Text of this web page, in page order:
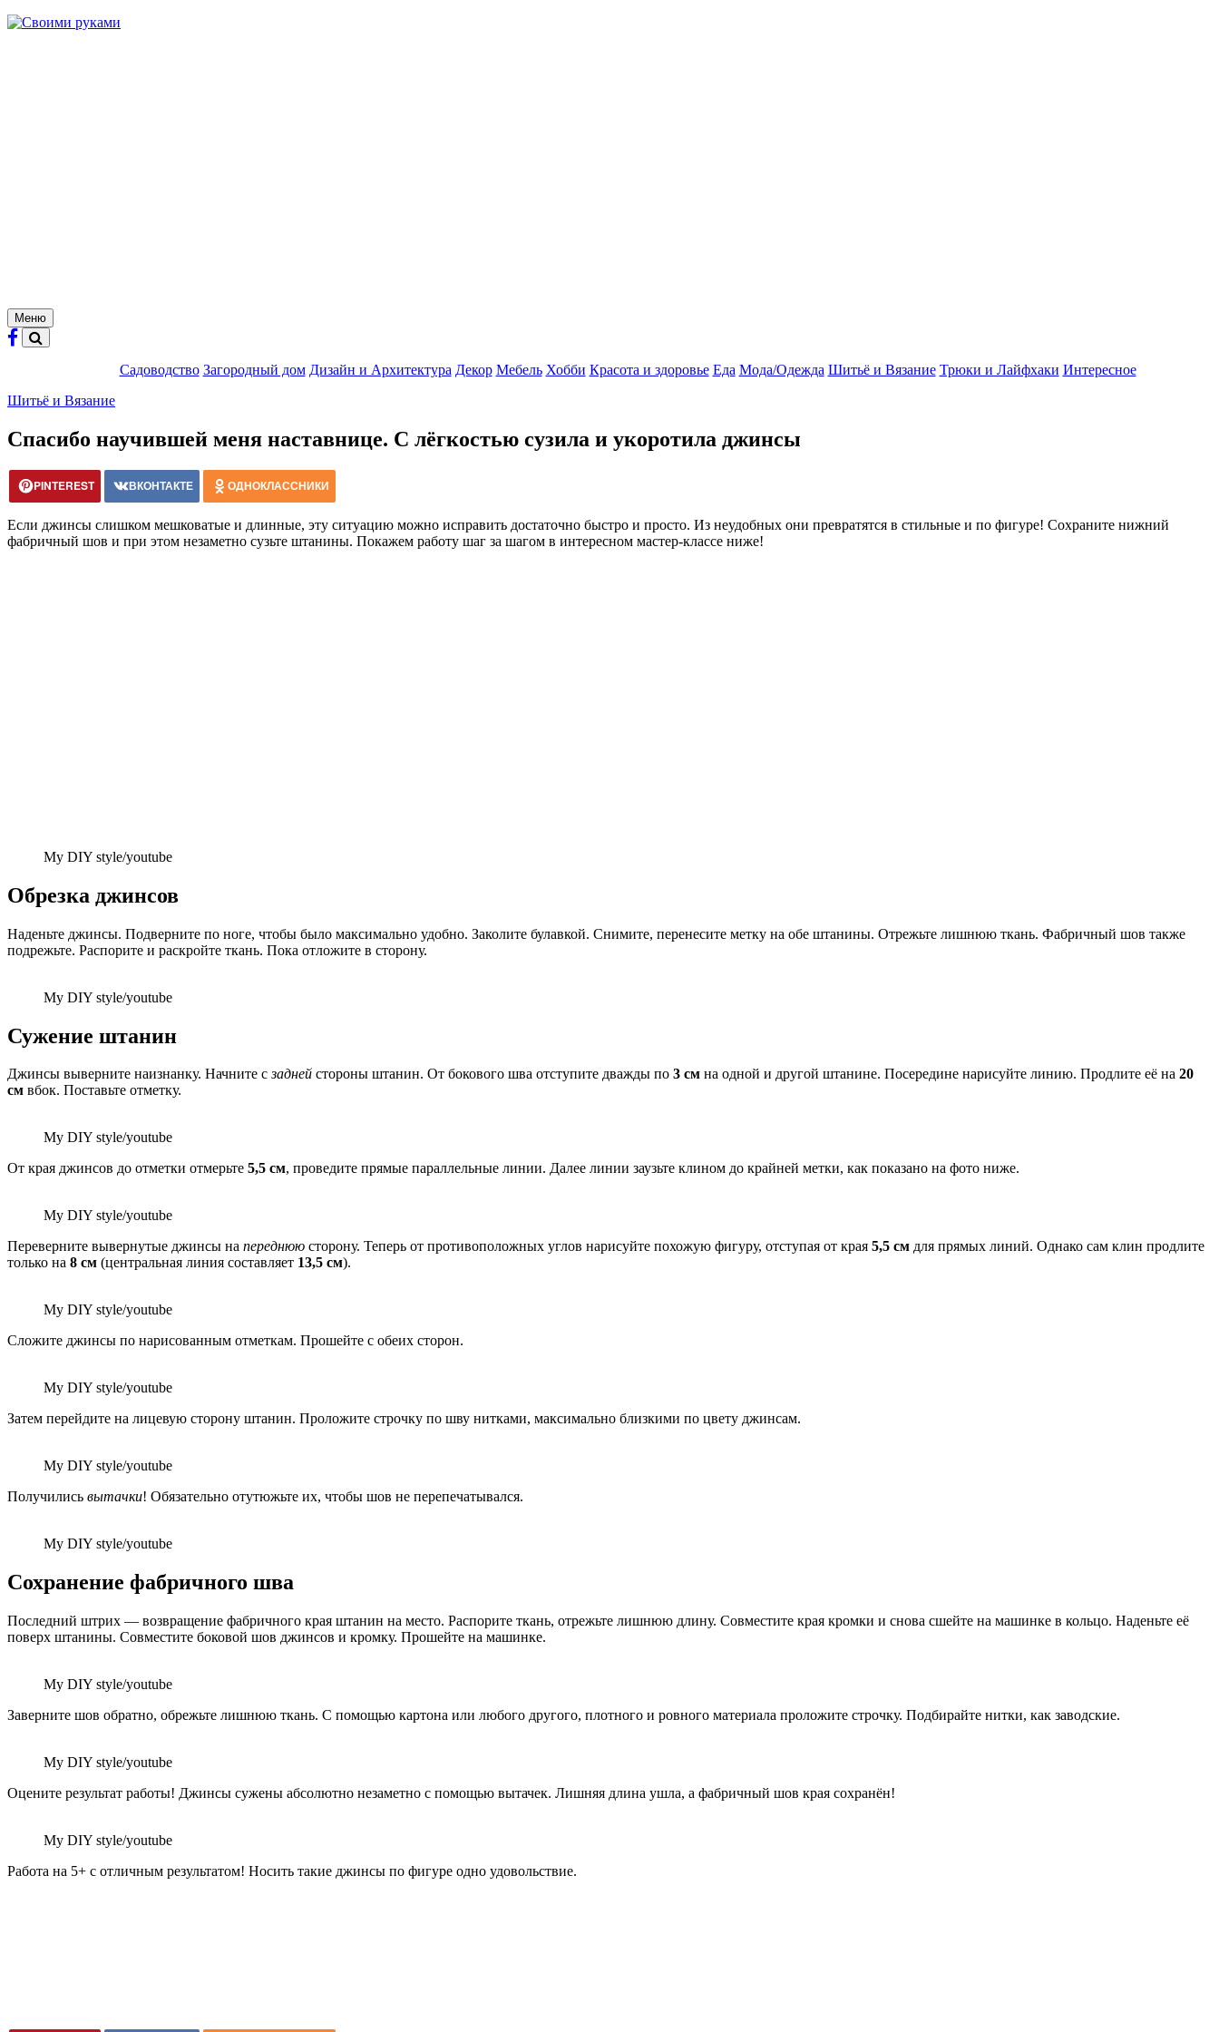
Skip
Меню
Садоводство Загородный дом Дизайн и Архитектура Декор Мебель Хобби Красота и здоровье Еда Мода/Одежда Шитьё и Вязание Трюки и Лайфхаки Интересное
Шитьё и Вязание
Спасибо научившей меня наставнице. С лёгкостью сузила и укоротила джинсы
PINTEREST ВКОНТАКТЕ ОДНОКЛАССНИКИ
Если джинсы слишком мешковатые и длинные, эту ситуацию можно исправить достаточно быстро и просто. Из неудобных они превратятся в стильные и по фигуре! Сохраните нижний
фабричный шов и при этом незаметно сузьте штанины. Покажем работу шаг за шагом в интересном мастер-классе ниже!
My DIY style/youtube
Обрезка джинсов
Наденьте джинсы. Подверните по ноге, чтобы было максимально удобно. Заколите булавкой. Снимите, перенесите метку на обе штанины. Отрежьте лишнюю ткань. Фабричный шов также
подрежьте. Распорите и раскройте ткань. Пока отложите в сторону.
My DIY style/youtube
Сужение штанин
Джинсы выверните наизнанку. Начните сзадней стороны штанин. От бокового шва отступите дважды по 3 см на одной и другой штанине. Посередине нарисуйте линию. Продлите её на 20
см вбок. Поставьте отметку.
My DIY style/youtube
От края джинсов до отметки отмерьте 5,5 см, проведите прямые параллельные линии. Далее линии заузьте клином до крайней метки, как показано на фото ниже.
My DIY style/youtube
Переверните вывернутые джинсы на переднюю сторону. Теперь от противоположных углов нарисуйте похожую фигуру, отступая от края 5,5 см для прямых линий. Однако сам клин продлите
только на 8 см (центральная линия составляет 13,5 см).
My DIY style/youtube
Сложите джинсы по нарисованным отметкам. Прошейте с обеих сторон.
My DIY style/youtube
Затем перейдите на лицевую сторону штанин. Проложите строчку по шву нитками, максимально близкими по цвету джинсам.
My DIY style/youtube
Получились вытачки! Обязательно отутюжьте их, чтобы шов не перепечатывался.
My DIY style/youtube
Сохранение фабричного шва
Последний штрих — возвращение фабричного края штанин на место. Распорите ткань, отрежьте лишнюю длину. Совместите края кромки и снова сшейте на машинке в кольцо. Наденьте её
поверх штанины. Совместите боковой шов джинсов и кромку. Прошейте на машинке.
My DIY style/youtube
Заверните шов обратно, обрежьте лишнюю ткань. С помощью картона или любого другого, плотного и ровного материала проложите строчку. Подбирайте нитки, как заводские.
My DIY style/youtube
Оцените результат работы! Джинсы сужены абсолютно незаметно с помощью вытачек. Лишняя длина ушла, а фабричный шов края сохранён!
My DIY style/youtube
Работа на 5+ с отличным результатом! Носить такие джинсы по фигуре одно удовольствие.